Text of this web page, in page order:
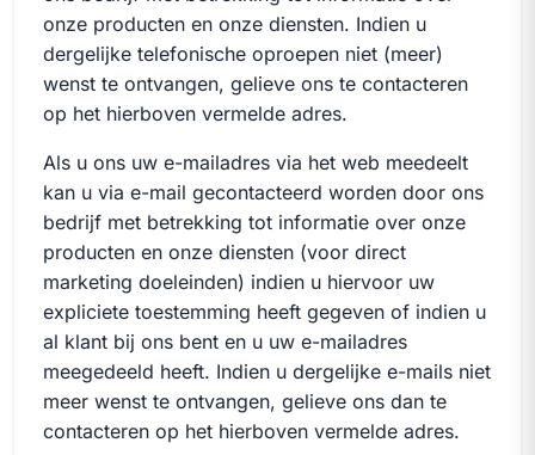
onze producten en onze diensten. Indien u
dergelijke telefonische oproepen niet (meer)
wenst te ontvangen, gelieve ons te contacteren
op het hierboven vermelde adres.
Als u ons uw e-mailadres via het web meedeelt
kan u via e-mail gecontacteerd worden door ons
bedrijf met betrekking tot informatie over onze
producten en onze diensten (voor direct
marketing doeleinden) indien u hiervoor uw
expliciete toestemming heeft gegeven of indien u
al klant bij ons bent en u uw e-mailadres
meegedeeld heeft. Indien u dergelijke e-mails niet
meer wenst te ontvangen, gelieve ons dan te
contacteren op het hierboven vermelde adres.